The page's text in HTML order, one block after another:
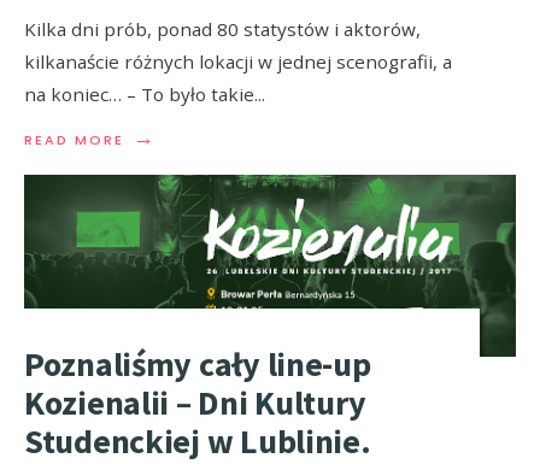
Kilka dni prób, ponad 80 statystów i aktorów,
kilkanaście różnych lokacji w jednej scenografii, a
na koniec… – To było takie...
READ MORE →
Poznaliśmy cały line-up
Kozienalii – Dni Kultury
Studenckiej w Lublinie.